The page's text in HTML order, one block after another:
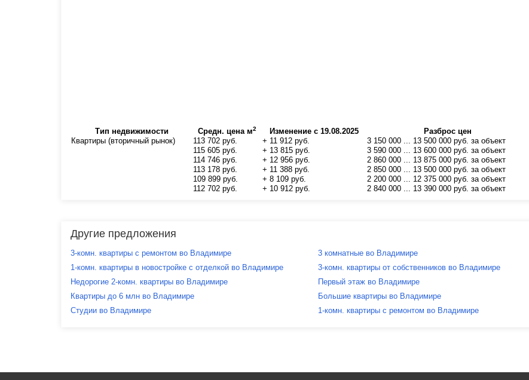
Тип недвижимости Средн. цена м2 Изменение с 19.08.2025 Разброс цен
Квартиры (вторичный рынок)
113 702 руб. + 11 912 руб. 3 150 000 ... 13 500 000 руб. за объект
115 605 руб.
+ 13 815 руб. 3 590 000 ... 13 600 000 руб. за объект
114 746 руб.
+ 12 956 руб. 2 860 000 ... 13 875 000 руб. за объект
113 178 руб.
+ 11 388 руб. 2 850 000 ... 13 500 000 руб. за объект
109 899 руб.
+ 8 109 руб. 2 200 000 ... 12 375 000 руб. за объект
112 702 руб.
+ 10 912 руб. 2 840 000 ... 13 390 000 руб. за объект
Другие предложения
3-комн. квартиры с ремонтом во Владимире
1-комн. квартиры в новостройке с отделкой во Владимире
Недорогие 2-комн. квартиры во Владимире
Квартиры до 6 млн во Владимире
Студии во Владимире
3 комнатные во Владимире
3-комн. квартиры от собственников во Владимире
Первый этаж во Владимире
Большие квартиры во Владимире
1-комн. квартиры с ремонтом во Владимире